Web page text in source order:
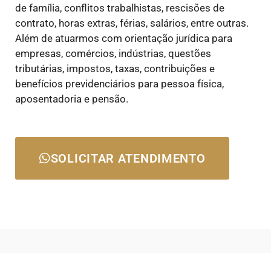
de família, conflitos trabalhistas, rescisões de
contrato, horas extras, férias, salários, entre outras.
Além de atuarmos com orientação jurídica para
empresas, comércios, indústrias, questões
tributárias, impostos, taxas, contribuições e
benefícios previdenciários para pessoa física,
aposentadoria e pensão.
SOLICITAR ATENDIMENTO